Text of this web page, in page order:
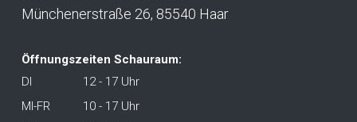
Münchenerstraße 26, 85540 Haar
Öffnungszeiten Schauraum:
DI
12 - 17 Uhr
MI-FR
10 - 17 Uhr